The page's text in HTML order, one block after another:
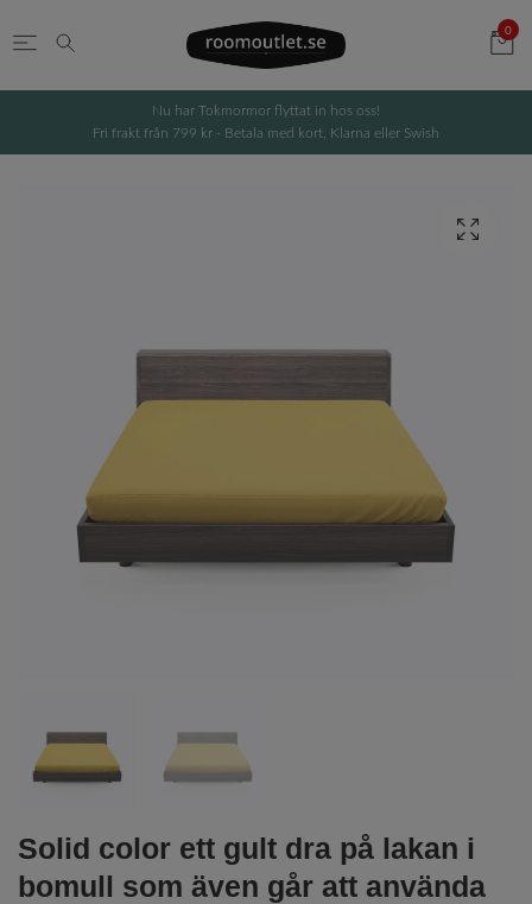
0
Nu har Tokmormor flyttat in hos oss!
Fri frakt från 799 kr - Betala med kort, Klarna eller Swish
Solid color ett gult dra på lakan i
bomull som även går att använda